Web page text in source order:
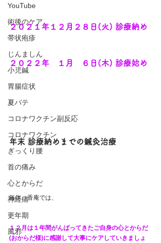
YouTube
術後のケア
帯状疱疹
じんましん
小児鍼
胃腸症状
夏バテ
コロナワクチン副反応
コロナワクチン
ぎっくり腰
首の痛み
心とからだ
神経痛
更年期
風邪
２０２１年１２月２８日(火) 診療納め
２０２２年　１月　６日(木) 診療始め
年末 診療納めまでの鍼灸治療
毎年、香庵では、
１２月は１年間がんばってきたご自身の心とからだ
(おからだ様)に感謝して大事にケアしていきましょ